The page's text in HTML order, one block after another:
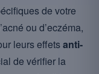
de votre
ou d’eczéma,
leurs effetsanti-
de vérifier la